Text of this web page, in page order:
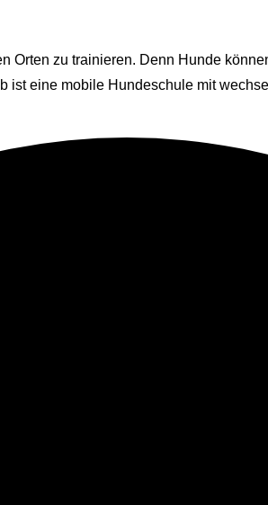
Orten zu trainieren. Denn Hunde
ist eine mobile Hundeschule mit